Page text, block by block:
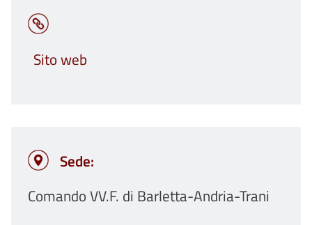
Sito web
Sede:
Comando VV.F. di Barletta-Andria-Trani